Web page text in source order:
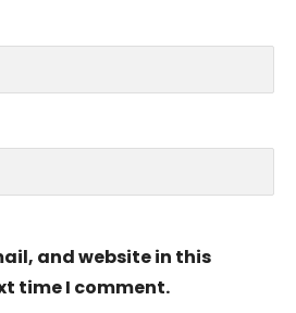
and website in this
time I comment.